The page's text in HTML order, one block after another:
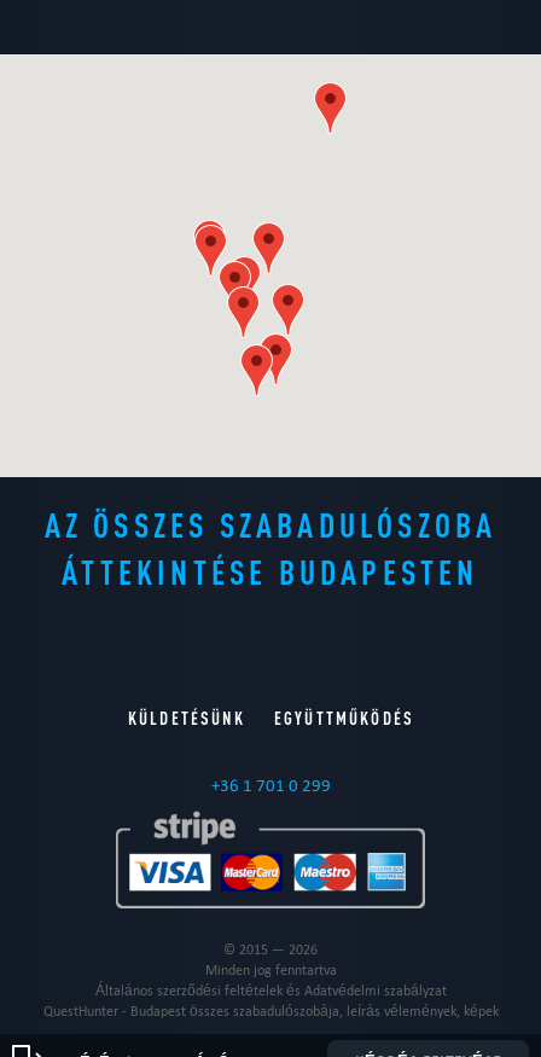
AZ ÖSSZES SZABADULÓSZOBA
ÁTTEKINTÉSE BUDAPESTEN
KÜLDETÉSÜNK EGYÜTTMŰKÖDÉS
+36 1 701 0 299
© 2015 — 2026
Minden jog fenntartva
Általános szerződési feltételek és Adatvédelmi szabályzat
QuestHunter - Budapest összes szabadulószobája, leírás vélemények, képek